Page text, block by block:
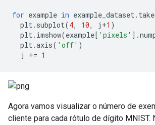
for example in example_dataset. take
plt. subplot(4, 10, j +1 )
plt. imshow(example[ 'pixels' ].
plt.axis( 'off' )
j += 1
Agora vamos visualizar o número de
cliente para cada rótulo de dígito MNIST.